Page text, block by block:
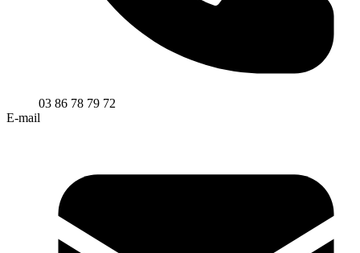
03 86 78 79 72
E-mail